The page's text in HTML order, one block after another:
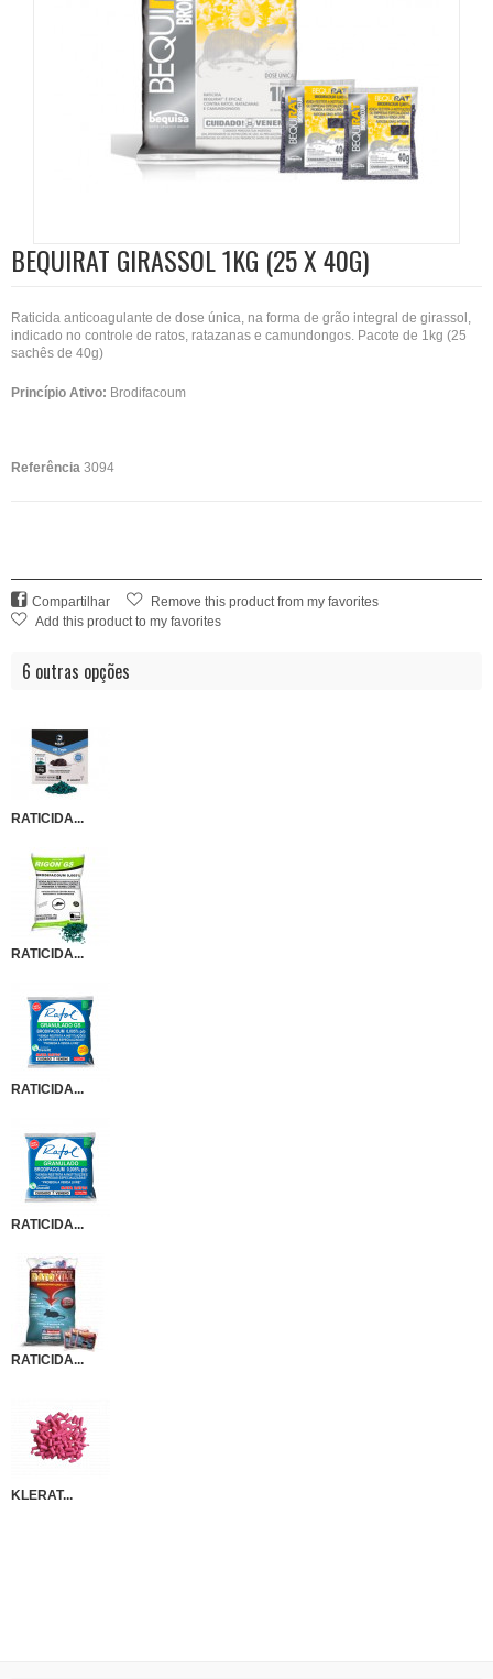
BEQUIRAT GIRASSOL 1KG (25 X 40G)
Raticida anticoagulante de dose única, na forma de grão integral de girassol,
indicado no controle de ratos, ratazanas e camundongos. Pacote de 1kg (25
sachês de 40g)
Princípio Ativo: Brodifacoum
Referência 3094
Compartilhar
Remove this product from my favorites
Add this product to my favorites
6 outras opções
RATICIDA...
RATICIDA...
RATICIDA...
RATICIDA...
RATICIDA...
KLERAT...